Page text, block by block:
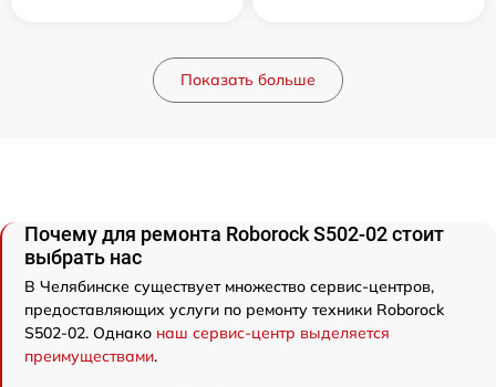
Показать больше
Почему для ремонта Roborock S502-02 стоит
выбрать нас
В Челябинске существует множество сервис-центров,
предоставляющих услуги по ремонту техники Roborock
S502-02. Однако наш сервис-центр выделяется
преимуществами.